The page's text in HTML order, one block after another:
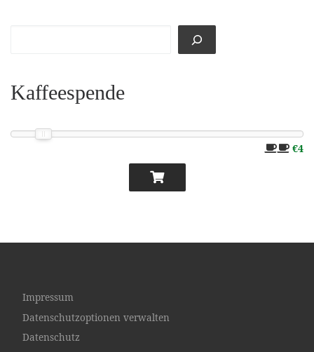
Kaffeespende
€4
Impressum
Datenschutzoptionen verwalten
Datenschutz